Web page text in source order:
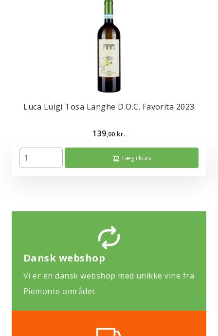
Luca Luigi Tosa Langhe D.O.C. Favorita 2023
139,00 kr.
Læg i kurv
Dansk webshop
Vi er en dansk webshop med unikke vine fra
Piemonte området.